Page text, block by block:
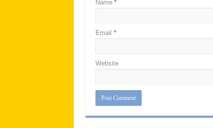
Name *
Email *
Website